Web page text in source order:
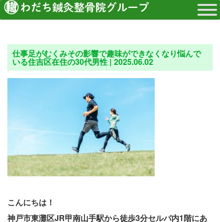
仕事足がむくみその影響で趣味ができなくなり悩んで
いる住吉区在住の30代男性 |2025.06.02
こんにちは！
神戸市東灘区JR甲南山手駅から徒歩3分セルバ内1階にあ